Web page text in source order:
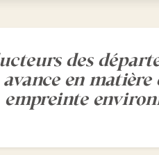
des
en
empreinte